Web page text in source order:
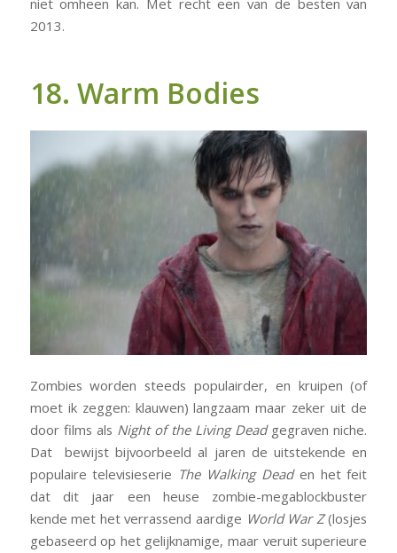
2013.
18. Warm Bodies
Zombies worden steeds populairder, en kruipen (of
moet ik zeggen: klauwen) langzaam maar zeker uit de
door films als Night of the Living Deadgegraven niche.
Dat bewijst bijvoorbeeld al jaren de uitstekende en
populaire televisieserie The Walking Dead en het feit
dat dit jaar een heuse zombie-megablockbuster
kende met het verrassend aardige World War Z(losjes
gebaseerd op het gelijknamige, maar veruit superieure